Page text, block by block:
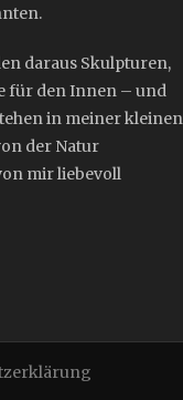
daraus Skulpturen,
für den Innen – und
in meiner kleinen
der Natur
mir liebevoll